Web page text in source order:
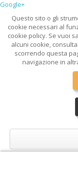
Google+
Questo sito o gli
cookie necessari al
cookie policy. Se vuoi
alcuni cookie,
scorrendo questa
navigazione in
Home